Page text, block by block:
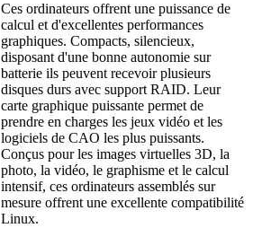
Ces ordinateurs offrent une puissance de
calcul et d'excellentes performances
graphiques. Compacts, silencieux,
disposant d'une bonne autonomie sur
batterie ils peuvent recevoir plusieurs
disques durs avec support RAID. Leur
carte graphique puissante permet de
prendre en charges les jeux vidéo et les
logiciels de CAO les plus puissants.
Conçus pour les images virtuelles 3D, la
photo, la vidéo, le graphisme et le calcul
intensif, ces ordinateurs assemblés sur
mesure offrent une excellente compatibilité
Linux.